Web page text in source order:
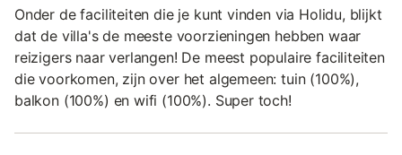
Onder de faciliteiten die je kunt vinden via Holidu, blijkt
dat de villa's de meeste voorzieningen hebben waar
reizigers naar verlangen! De meest populaire faciliteiten
die voorkomen, zijn over het algemeen: tuin (100%),
balkon (100%) en wifi (100%). Super toch!